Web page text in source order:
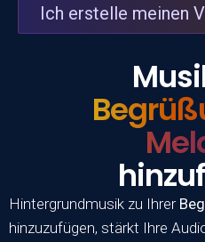
Ich erstelle meinen
Hintergrundmusik zu Ihrer
hinzuzufügen, stärkt Ihre